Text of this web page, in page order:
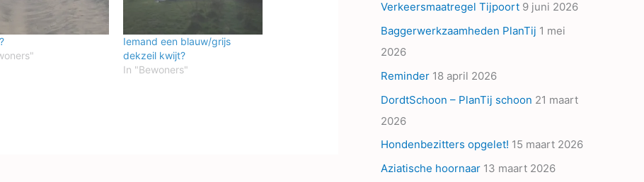
Iemand een blauw/grijs
dekzeil kwijt?
In "Bewoners"
e
s
s
Verkeersmaatregel Tijpoort 9 juni 2026
Baggerwerkzaamheden PlanTij 1 mei
2026
Reminder 18 april 2026
DordtSchoon – PlanTij schoon 21 maart
2026
Hondenbezitters opgelet! 15 maart 2026
Aziatische hoornaar 13 maart 2026